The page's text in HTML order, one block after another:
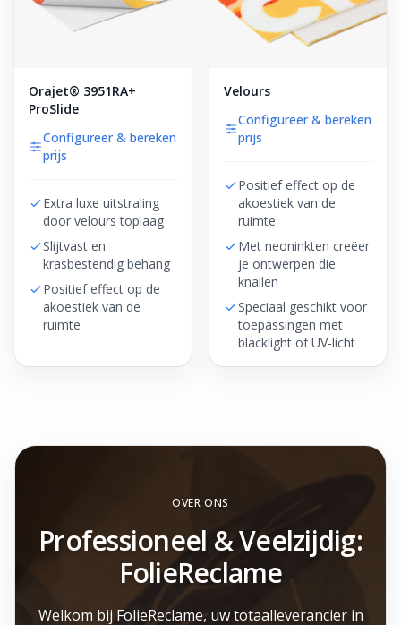
Orajet® 3951RA+
ProSlide
Configureer & bereken
prijs
Extra luxe uitstraling
door velours toplaag
Slijtvast en
krasbestendig behang
Positief effect op de
akoestiek van de
ruimte
Velours
Configureer & bereken
prijs
Positief effect op de
akoestiek van de
ruimte
Met neoninkten creëer
je ontwerpen die
knallen
Speciaal geschikt voor
toepassingen met
blacklight of UV-licht
OVER ONS
Professioneel & Veelzijdig:
FolieReclame
Welkom bij FolieReclame, uw totaalleverancier in